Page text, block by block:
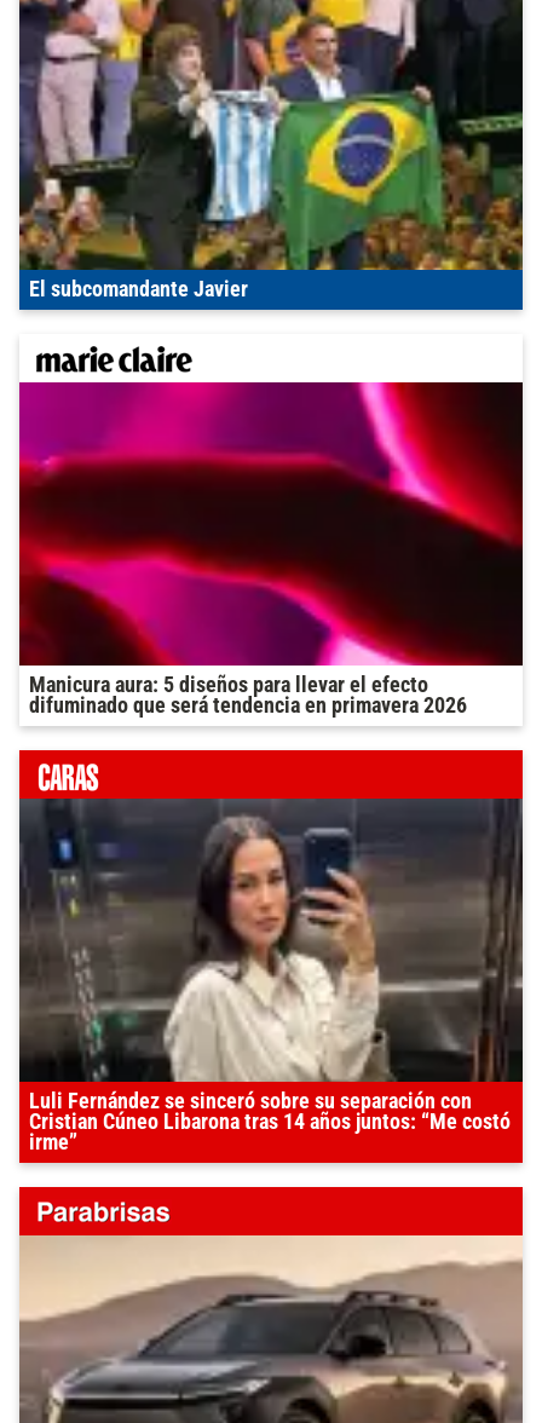
El subcomandante Javier
Manicura aura: 5 diseños para llevar el efecto
difuminado que será tendencia en primavera 2026
Luli Fernández se sinceró sobre su separación con
Cristian Cúneo Libarona tras 14 años juntos: “Me costó
irme”